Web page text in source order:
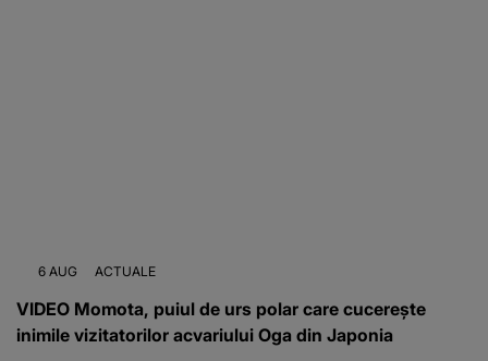
6 AUG ACTUALE
VIDEO Momota, puiul de urs polar care cucerește
inimile vizitatorilor acvariului Oga din Japonia